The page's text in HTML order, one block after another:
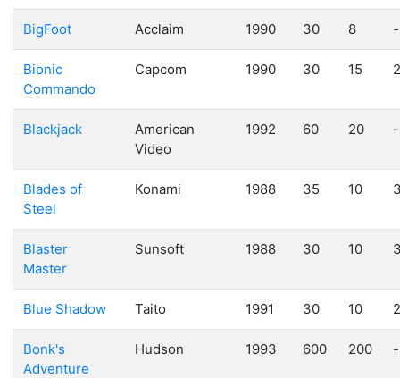
BigFoot Acclaim 1990 30 8 -
Bionic
Commando
Capcom 1990 30 15
Blackjack
American
Video
1992 60 20 -
Blades of
Steel
Konami 1988 35 10
Blaster
Master
Sunsoft 1988 30 10
Blue Shadow Taito 1991 30 10
Bonk's
Adventure
Hudson 1993 600 200 -